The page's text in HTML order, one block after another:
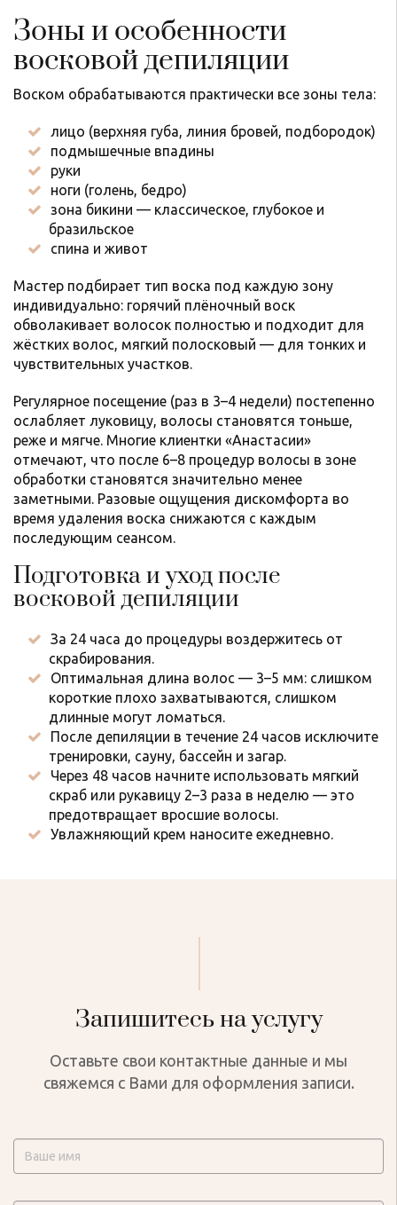
Зоны и особенности
восковой депиляции
Воском обрабатываются практически все зоны тела:
лицо (верхняя губа, линия бровей, подбородок)
подмышечные впадины
руки
ноги (голень, бедро)
зона бикини — классическое, глубокое и
бразильское
спина и живот
Мастер подбирает тип воска под каждую зону
индивидуально: горячий плёночный воск
обволакивает волосок полностью и подходит для
жёстких волос, мягкий полосковый — для тонких и
чувствительных участков.
Регулярное посещение (раз в 3–4 недели) постепенно
ослабляет луковицу, волосы становятся тоньше,
реже и мягче. Многие клиентки «Анастасии»
отмечают, что после 6–8 процедур волосы в зоне
обработки становятся значительно менее
заметными. Разовые ощущения дискомфорта во
время удаления воска снижаются с каждым
последующим сеансом.
Подготовка и уход после
восковой депиляции
За 24 часа до процедуры воздержитесь от
скрабирования.
Оптимальная длина волос — 3–5 мм: слишком
короткие плохо захватываются, слишком
длинные могут ломаться.
После депиляции в течение 24 часов исключите
тренировки, сауну, бассейн и загар.
Через 48 часов начните использовать мягкий
скраб или рукавицу 2–3 раза в неделю — это
предотвращает вросшие волосы.
Увлажняющий крем наносите ежедневно.
Запишитесь на услугу
Оставьте свои контактные данные и мы
свяжемся с Вами для оформления записи.